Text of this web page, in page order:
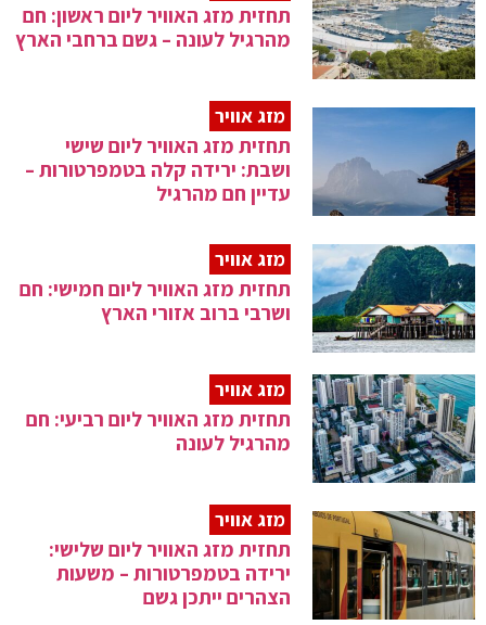
תחזית מזג האוויר ליום ראשון: חם
מהרגיל לעונה – גשם ברחבי הארץ
מזג אוויר
תחזית מזג האוויר ליום שישי
ושבת: ירידה קלה בטמפרטורות –
עדיין חם מהרגיל
מזג אוויר
תחזית מזג האוויר ליום חמישי: חם
ושרבי ברוב אזורי הארץ
מזג אוויר
תחזית מזג האוויר ליום רביעי: חם
מהרגיל לעונה
מזג אוויר
תחזית מזג האוויר ליום שלישי:
ירידה בטמפרטורות – משעות
הצהרים ייתכן גשם